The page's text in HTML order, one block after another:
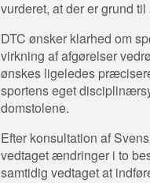
vurderet, at der er grund
DTC ønsker klarhed om
virkning af afgørelser
ønskes ligeledes
sportens eget
domstolene.
Efter konsultation af
vedtaget ændringer i to
samtidig vedtaget at